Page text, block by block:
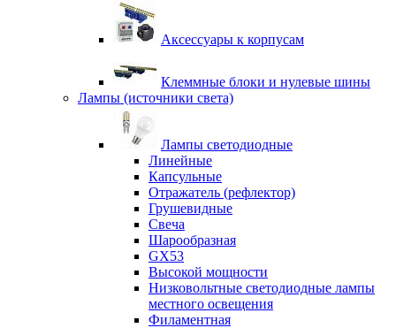
Аксессуары к корпусам
Клеммные блоки и нулевые шины
Лампы (источники света)
Лампы светодиодные
Линейные
Капсульные
Отражатель (рефлектор)
Грушевидные
Свеча
Шарообразная
GX53
Высокой мощности
Низковольтные светодиодные лампы
местного освещения
Филаментная